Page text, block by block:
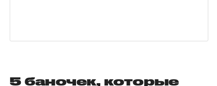
5 баночек, которые